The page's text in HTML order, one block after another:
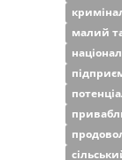
малий